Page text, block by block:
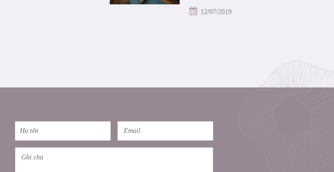
12/07/2019